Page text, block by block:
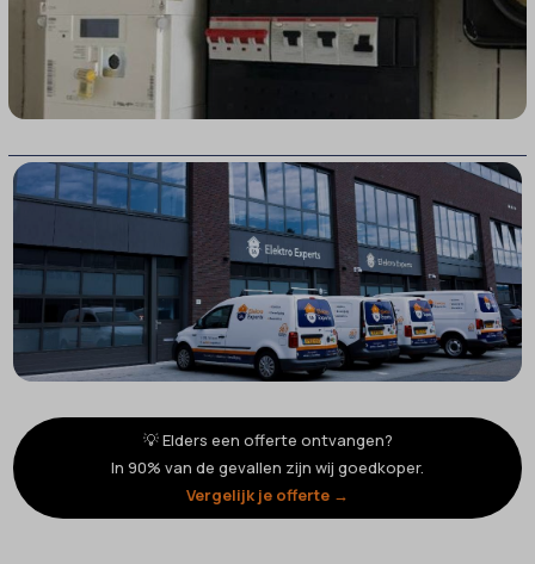
💡 Elders een offerte ontvangen?
In 90% van de gevallen zijn wij goedkoper.
Vergelijk je offerte →